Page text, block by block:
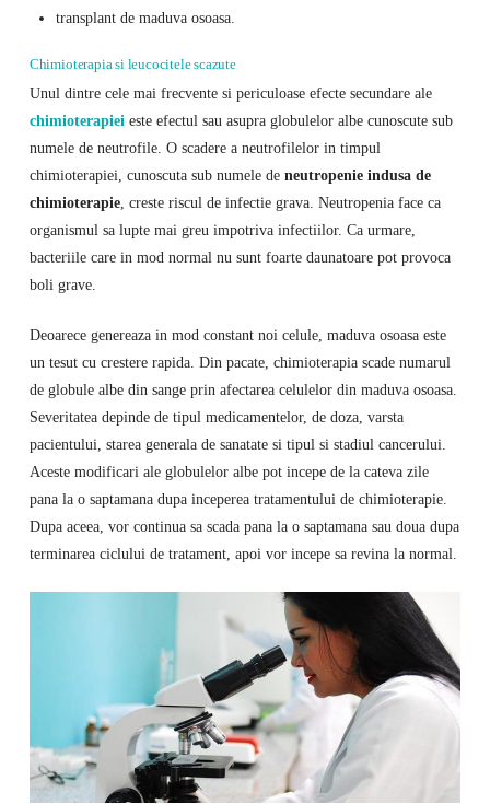
transplant de maduva osoasa.
Chimioterapia si leucocitele scazute
Unul dintre cele mai frecvente si periculoase efecte secundare ale
chimioterapiei este efectul sau asupra globulelor albe cunoscute sub
numele de neutrofile. O scadere a neutrofilelor in timpul
chimioterapiei, cunoscuta sub numele de neutropenie indusa de
chimioterapie, creste riscul de infectie grava. Neutropenia face ca
organismul sa lupte mai greu impotriva infectiilor. Ca urmare,
bacteriile care in mod normal nu sunt foarte daunatoare pot provoca
boli grave.
Deoarece genereaza in mod constant noi celule, maduva osoasa este
un tesut cu crestere rapida. Din pacate, chimioterapia scade numarul
de globule albe din sange prin afectarea celulelor din maduva osoasa.
Severitatea depinde de tipul medicamentelor, de doza, varsta
pacientului, starea generala de sanatate si tipul si stadiul cancerului.
Aceste modificari ale globulelor albe pot incepe de la cateva zile
pana la o saptamana dupa inceperea tratamentului de chimioterapie.
Dupa aceea, vor continua sa scada pana la o saptamana sau doua dupa
terminarea ciclului de tratament, apoi vor incepe sa revina la normal.